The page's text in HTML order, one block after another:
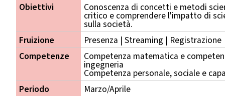
Obiettivi
Conoscenza di concetti e metodi
critico e comprendere l'impatto di
sulla società.
Fruizione
Presenza | Streaming | Registrazione
Competenze
Competenza matematica e
ingegneria
Competenza personale, sociale e
Periodo
Marzo/Aprile